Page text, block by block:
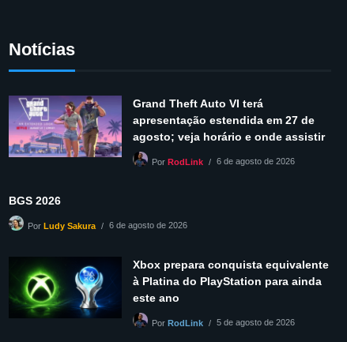
Notícias
Grand Theft Auto VI terá
apresentação estendida em 27 de
agosto; veja horário e onde assistir
PorRodLink 6 de agosto de 2026
BGS 2026
PorLudy Sakura 6 de agosto de 2026
Xbox prepara conquista equivalente
à Platina do PlayStation para ainda
este ano
PorRodLink 5 de agosto de 2026